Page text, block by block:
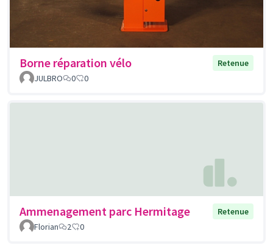
Borne réparation vélo
Retenue
JULBRO
0 0
Ammenagement parc Hermitage
Retenue
Florian
2 0